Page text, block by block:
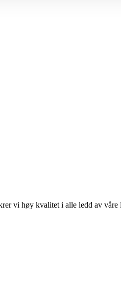
vi høy kvalitet i alle ledd av våre